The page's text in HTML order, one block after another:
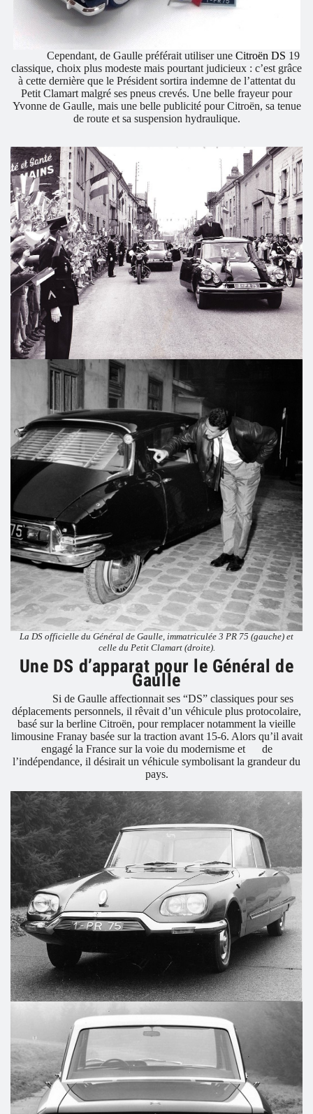
Cependant, de Gaulle préférait utiliser une Citroën DS 19
classique, choix plus modeste mais pourtant judicieux : c’est grâce
à cette dernière que le Président sortira indemne de l’attentat du
Petit Clamart malgré ses pneus crevés. Une belle frayeur pour
Yvonne de Gaulle, mais une belle publicité pour Citroën, sa tenue
de route et sa suspension hydraulique.
La DS officielle du Général de Gaulle, immatriculée 3 PR 75 (gauche) et
celle du Petit Clamart (droite).
Une DS d’apparat pour le Général de
Gaulle
Si de Gaulle affectionnait ses “DS” classiques pour ses
déplacements personnels, il rêvait d’un véhicule plus protocolaire,
basé sur la berline Citroën, pour remplacer notamment la vieille
limousine Franay basée sur la traction avant 15-6. Alors qu’il avait
engagé la France sur la voie du modernisme et
de
l’indépendance, il désirait un véhicule symbolisant la grandeur du
pays.